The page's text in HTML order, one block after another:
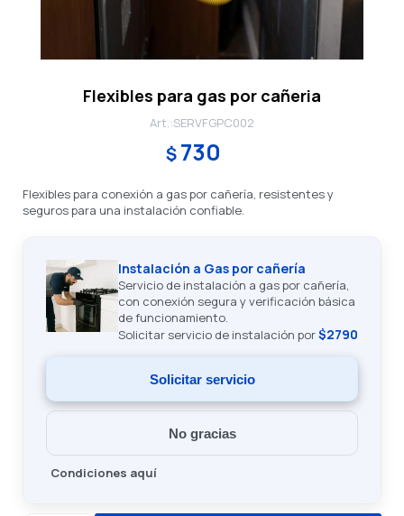
Flexibles para gas por cañeria
SERVFGPC002
$ 730
Flexibles para conexión a gas por cañería, resistentes y
seguros para una instalación confiable.
Instalación a Gas por cañería
Servicio de instalación a gas por cañería,
con conexión segura y verificación básica
de funcionamiento.
Solicitar servicio de instalación por$2790
Solicitar servicio
No gracias
Condiciones aquí